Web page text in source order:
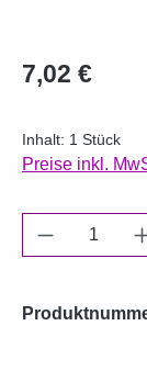
Regulärer Preis:
7,02 €
Inhalt: 1 Stück
Preise inkl.
Produkt